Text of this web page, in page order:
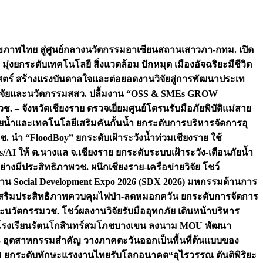
ภาพไทย สู่ศูนย์กลางนวัตกรรมอาเซียนสถานเสาวภา-กทม. เปิด
งยกระดับเทคโนโลยี สิ่งแวดล้อม ปักหมุด เมืองอัจฉริยะมีชีวิต
สร้างแรงบันดาลใจและต่อยอดงานวิจัยสู่การพัฒนาประเท
ยและนวัตกรรมสสว. ปลื้มงาน “OSS & SMEs GROW
ช. – จังหวัดเชียงราย ตรวจเยี่ยมศูนย์โดรนรับมือภัยพิบัติแม่สาย
ำและเทคโนโลยีเสริมคันกั้นน้ำ ยกระดับการบริหารจัดการอุ
. นำ “FloodBoy” ยกระดับเฝ้าระวังน้ำท่วมเชียงราย ใช้
ให้ ต.นางแล จ.เชียงราย ยกระดับระบบเฝ้าระวัง-เตือนภัยน้ำ
างมีประสิทธิภาพวช. ผนึกเชียงราย-เครือข่ายวิจัย โชว์
Development Expo 2026 (SDX 2026) มหกรรมด้านการ
ริมประสิทธิภาพควบคุมไฟป่า-ลดหมอกควัน ยกระดับการจัดการ
นวัตกรรมวช. โชว์ผลงานวิจัยรับมืออุทกภัย เดินหน้าบริหาร
งเรียนรัตนโกสินทร์สมโภชบางเขน ลงนาม MOU พัฒนา
อุตสาหกรรมสำคัญ วางภาคตะวันออกเป็นพื้นที่ต้นแบบของ
ยกระดับทักษะแรงงานไทยรับโลกอนาคต“อุไรวรรณ ตันติพิริยะ